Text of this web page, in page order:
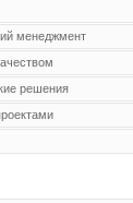
менеджмент
решения